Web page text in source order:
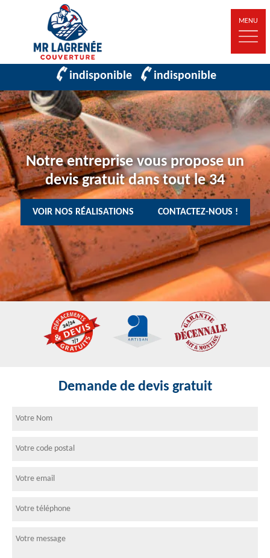
MENU
indisponible indisponible
Notre entreprise vous propose un
devis gratuit dans tout le 34
VOIR NOS RÉALISATIONS CONTACTEZ-NOUS !
Demande de devis gratuit